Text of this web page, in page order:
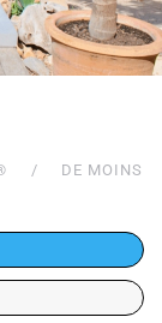
DE MOINS